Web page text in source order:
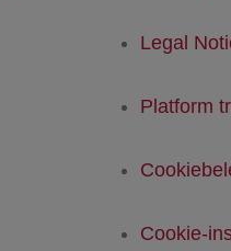
Legal
Platform
Cookie-